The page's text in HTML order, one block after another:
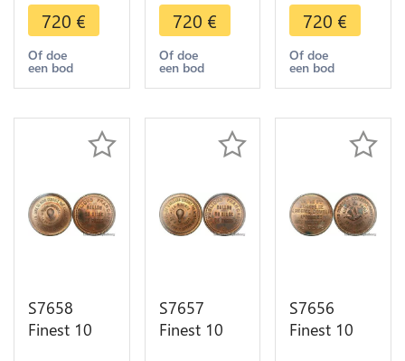
Balloon
Essai Siège
Paris Flor-
852 1870
GEM
720 €
Of doe
een bod
Ballon
Renault
Balloon
Gare
1870 PCGS
MS65 RED
720 €
Of doe
een bod
Balloon
Essai Siège
Paris Flor-
862 1870
GEM
720 €
Of doe
een bod
S7658
Finest 10
S7657
Finest 10
S7656
Finest 10